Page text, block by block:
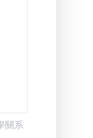
關系